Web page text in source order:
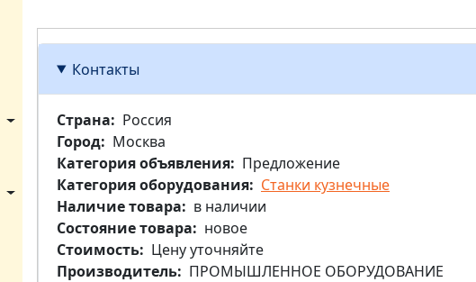
Контакты
Страна
Россия
Город
Москва
Категория объявления
Предложение
Категория оборудования
Станки кузнечные
Наличие товара
в наличии
Состояние товара
новое
Стоимость
Цену уточняйте
Производитель
ПРОМЫШЛЕННОЕ ОБОРУДОВАНИЕ